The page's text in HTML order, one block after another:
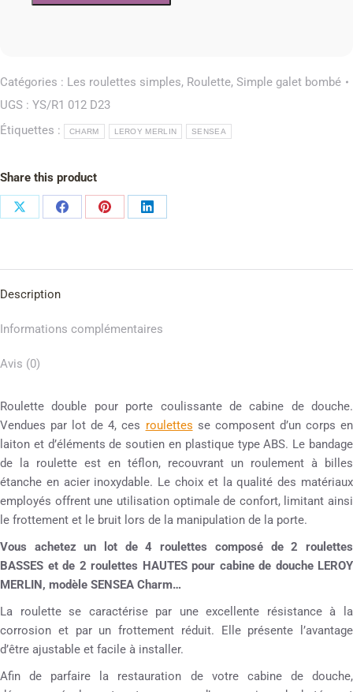
Catégories : Les roulettes simples, Roulette, Simple galet bombé
UGS : YS/R1 012 D23
Étiquettes :
CHARM LEROY MERLIN SENSEA
Share this product
Description
Informations complémentaires
Avis (0)
Roulette double pour porte coulissante de cabine de douche.
Vendues par lot de 4, ces roulettes se composent d’un corps en
laiton et d’éléments de soutien en plastique type ABS. Le bandage
de la roulette est en téflon, recouvrant un roulement à billes
étanche en acier inoxydable. Le choix et la qualité des matériaux
employés offrent une utilisation optimale de confort, limitant ainsi
le frottement et le bruit lors de la manipulation de la porte.
Vous achetez un lot de 4 roulettes composé de 2 roulettes
BASSES et de 2 roulettes HAUTES pour cabine de douche LEROY
MERLIN, modèle SENSEA Charm…
La roulette se caractérise par une excellente résistance à la
corrosion et par un frottement réduit. Elle présente l’avantage
d’être ajustable et facile à installer.
Afin de parfaire la restauration de votre cabine de douche,